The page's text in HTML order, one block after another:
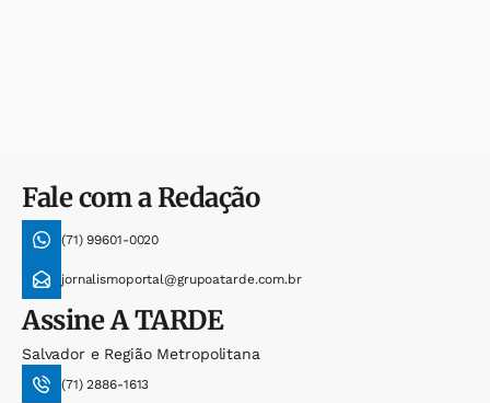
Fale com a Redação
(71) 99601-0020
jornalismoportal@grupoatarde.com.br
AssineA TARDE
Salvador e Região Metropolitana
(71) 2886-1613